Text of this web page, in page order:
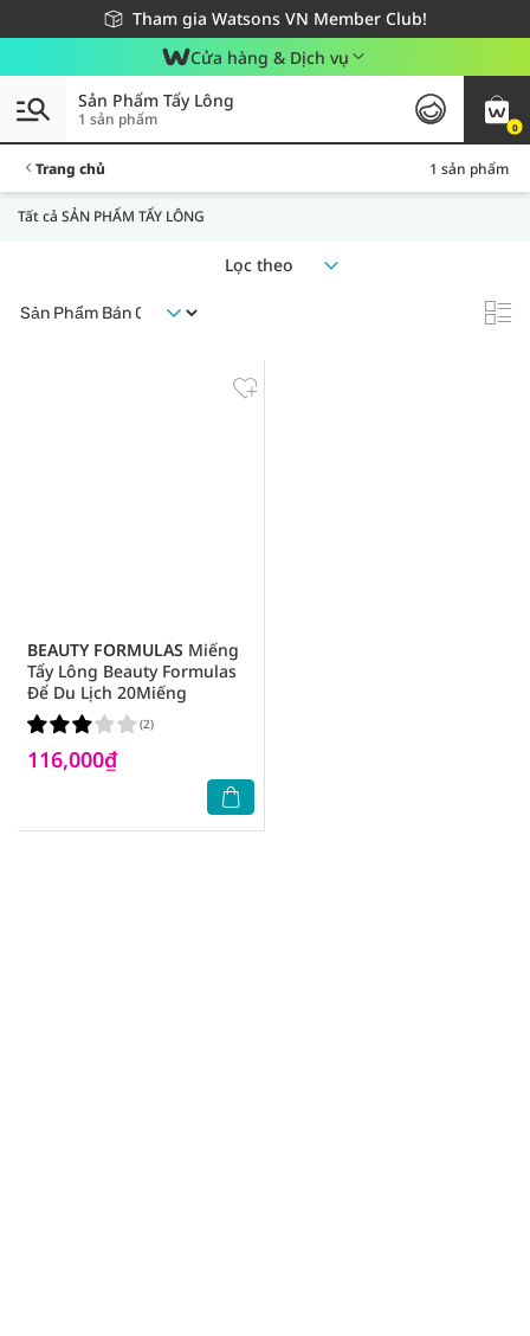
Tham gia Watsons VN Member Club!
Miễn phí giao hàng cho đơn hàng từ 249,000Đ
Giao hàng nhanh 24h - Áp dụng khu vực TP. Hồ Chí Minh
Cửa hàng & Dịch vụ
0
Sản Phẩm Tẩy Lông
1 sản phẩm
Trang chủ 1 sản phẩm
Tất cả SẢN PHẨM TẨY LÔNG
Lọc theo
BEAUTY FORMULAS Miếng
Tẩy Lông Beauty Formulas
Để Du Lịch 20Miếng
116,000₫
(2)